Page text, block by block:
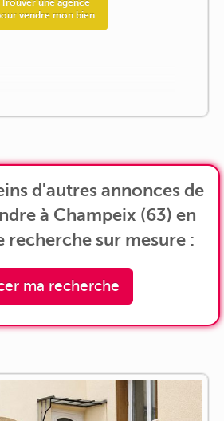
Trouver une agence
vendre mon bien
d'autres annonces de
à Champeix (63) en
recherche sur mesure :
ma recherche